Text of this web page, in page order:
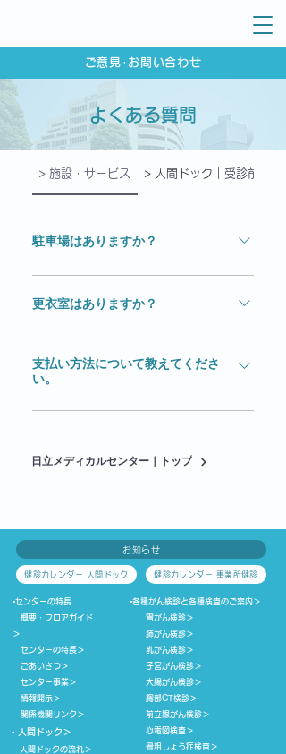
ご意見･お問い合わせ
よくある質問
> 施設・サービス > 人間ドック｜受診前
駐車場はありますか？
はい。ございます。詳しくは交通アク
セスをご参照ください。
更衣室はありますか？
はい。ございます。詳しくはフロアガ
イドをご参照ください。
支払い方法について教えてくださ
い。
ドック健診フロアでは、現金、クレジ
す。 ■クレジットカード JCB・
フロアは現金支払いのみとなりますの
でご了承ください。
日立メディカルセンター｜トップ
お知らせ
健診カレンダー 人間ドック 健診カレンダー 事業所健診
▪センターの特長
概要・フロアガイド
＞
センターの特長＞
ごあいさつ＞
センター事業＞
情報開示＞
​ 関係機関リンク​ ＞
▪ 人間ドック ＞
人間ドックの流れ＞
▪各種がん検診と各種検査のご案内＞
胃がん検診＞
肺がん検診＞
乳がん検診＞
子宮がん検診＞
大腸がん検診＞
胸部CT検診＞
前立腺がん検診＞
心電図検査＞
骨粗しょう症検査＞